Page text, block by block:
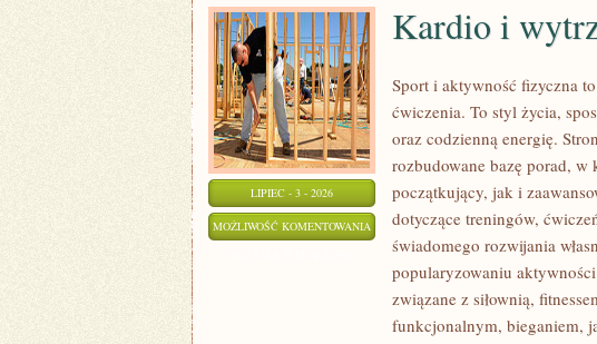
LIPIEC - 3 - 2026
MOŻLIWOŚĆ KOMENTOWANIA KARDIO
WYTRZYMAŁOŚĆ
Kardio i
Sport i aktywność fizyczna
ćwiczenia. To styl życia,
oraz codzienną energię.
rozbudowane bazę porad,
początkujący, jak i
dotyczące treningów,
świadomego rozwijania
popularyzowaniu
związane z siłownią,
funkcjonalnym, bieganiem,